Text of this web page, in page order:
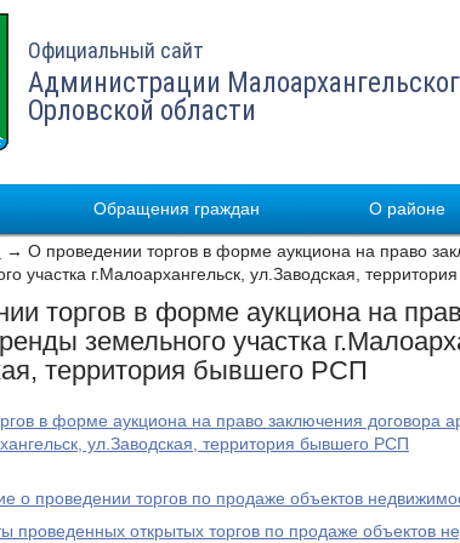
Официальный сайт
Администрации
Орловской области
Обращения граждан О районе
→ О проведении торгов в форме аукциона на право
участка г.Малоархангельск, ул.Заводская,
торгов в форме аукциона на
земельного участка
территория бывшего РСП
в форме аукциона на право заключения договора
ул.Заводская, территория бывшего РСП
о проведении торгов по продаже объектов
проведенных открытых торгов по продаже объектов